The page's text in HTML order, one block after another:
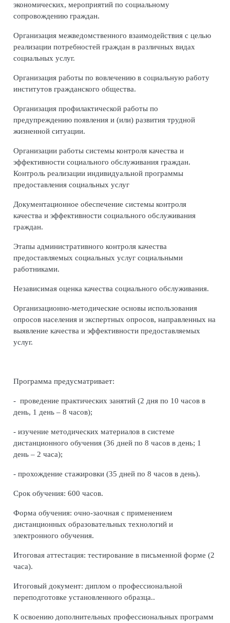
экономических, мероприятий по социальному
сопровождению граждан.
Организация межведомственного взаимодействия с целью
реализации потребностей граждан в различных видах
социальных услуг.
Организация работы по вовлечению в социальную работу
институтов гражданского общества.
Организация профилактической работы по
предупреждению появления и (или) развития трудной
жизненной ситуации.
Организации работы системы контроля качества и
эффективности социального обслуживания граждан.
Контроль реализации индивидуальной программы
предоставления социальных услуг
Документационное обеспечение системы контроля
качества и эффективности социального обслуживания
граждан.
Этапы административного контроля качества
предоставляемых социальных услуг социальными
работниками.
Независимая оценка качества социального обслуживания.
Организационно-методические основы использования
опросов населения и экспертных опросов, направленных на
выявление качества и эффективности предоставляемых
услуг.
Программа предусматривает:
- проведение практических занятий (2 дня по 10 часов в
день, 1 день – 8 часов);
- изучение методических материалов в системе
дистанционного обучения (36 дней по 8 часов в день; 1
день – 2 часа);
- прохождение стажировки (35 дней по 8 часов в день).
Срок обучения: 600 часов.
Форма обучения: очно-заочная с применением
дистанционных образовательных технологий и
электронного обучения.
Итоговая аттестация: тестирование в письменной форме (2
часа).
Итоговый документ: диплом о профессиональной
переподготовке установленного образца..
К освоению дополнительных профессиональных программ